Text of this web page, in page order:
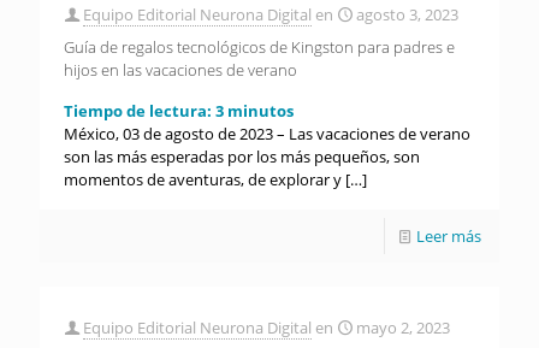
Equipo Editorial Neurona Digital en
agosto 3, 2023
Guía de regalos tecnológicos de Kingston para padres e
hijos en las vacaciones de verano
Tiempo de lectura: 3 minutos
México, 03 de agosto de 2023 – Las vacaciones de verano
son las más esperadas por los más pequeños, son
momentos de aventuras, de explorar y […]
Leer más
Equipo Editorial Neurona Digital en
mayo 2, 2023